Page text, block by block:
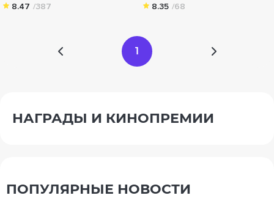
8.47 /387
8.35 /68
1
НАГРАДЫ И КИНОПРЕМИИ
ПОПУЛЯРНЫЕ НОВОСТИ